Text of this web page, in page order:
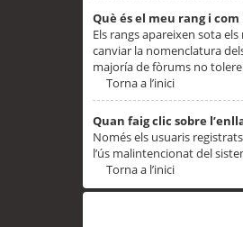
Què és el meu rang i
Els rangs apareixen sota
canviar la nomenclatura
majoría de fòrums no
Torna a l’inici
Quan faig clic sobre
Només els usuaris
l’ús malintencionat del
Torna a l’inici